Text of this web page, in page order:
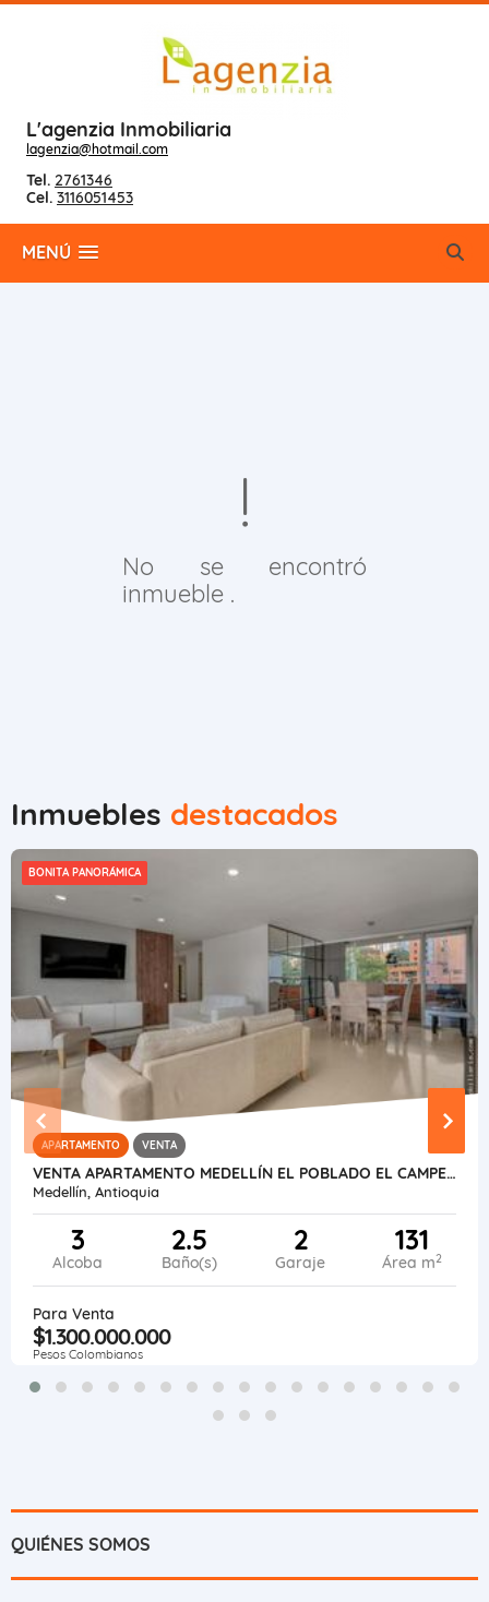
L'agenzia Inmobiliaria
lagenzia@hotmail.com
Tel. 2761346
Cel. 3116051453
MENÚ
No se encontró
inmueble .
Inmuebles destacados
BONITA PANORÁMICA
APARTAMENTO VENTA
VENTA APARTAMENTO MEDELLÍN EL POBLADO EL CAMPESTRE.
Medellín, Antioquia
3
Alcoba
2.5
Baño(s)
2
Garaje
131
Área m2
Para Venta
$1.300.000.000
Pesos Colombianos
QUIÉNES SOMOS